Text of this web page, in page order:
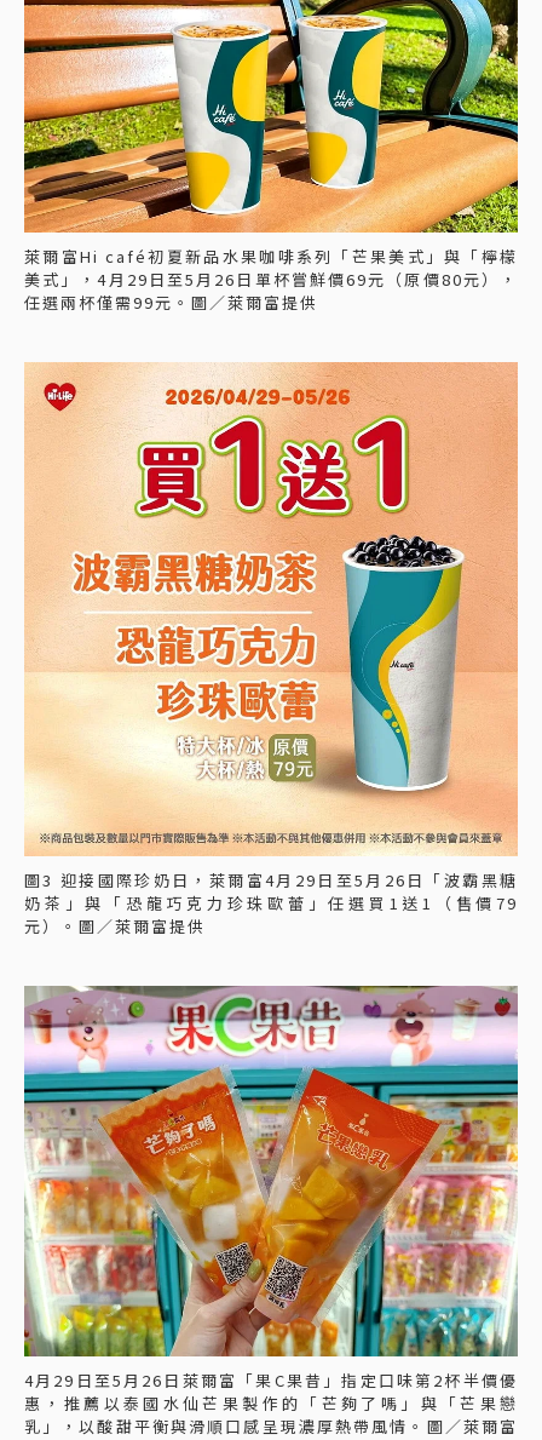
萊爾富Hi café初夏新品水果咖啡系列「芒果美式」與「檸檬
美式」，4月29日至5月26日單杯嘗鮮價69元（原價80元），
任選兩杯僅需99元。圖／萊爾富提供
圖3 迎接國際珍奶日，萊爾富4月29日至5月26日「波霸黑糖
奶茶」與「恐龍巧克力珍珠歐蕾」任選買1送1（售價79
元）。圖／萊爾富提供
4月29日至5月26日萊爾富「果C果昔」指定口味第2杯半價優
惠，推薦以泰國水仙芒果製作的「芒夠了嗎」與「芒果戀
乳」，以酸甜平衡與滑順口感呈現濃厚熱帶風情。圖／萊爾富